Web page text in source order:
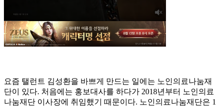
요즘 탤런트 김성환을 바쁘게 만드는 일에는 노인의료나눔재
단이 있다. 처음에는 홍보대사를 하다가 2018년부터 노인의료
나눔재단 이사장에 취임했기 때문이다. 노인의료나눔재단은 1